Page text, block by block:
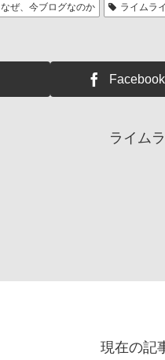
なぜ、今ブログなのか ライムラ
Facebook
ライム
現在の記